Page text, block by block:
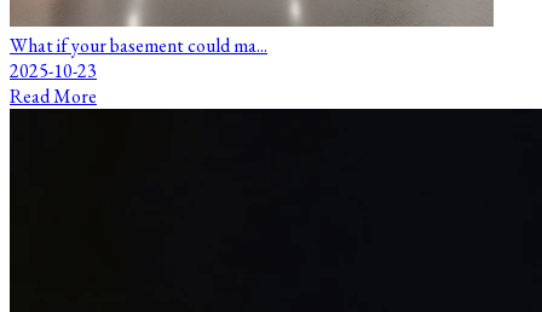
What if your basement could ma...
2025-10-23
Read More